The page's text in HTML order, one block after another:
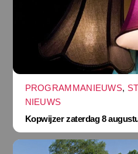
PROGRAMMANIEUWS,
NIEUWS
Kopwijzer zaterdag 8